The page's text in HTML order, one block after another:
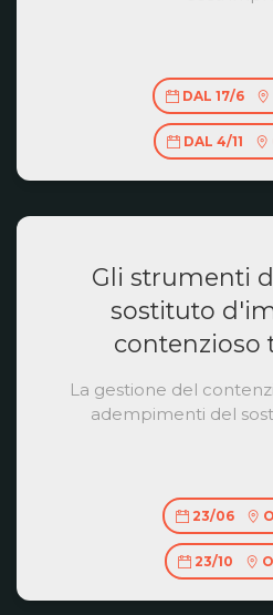
DAL 17/6
DAL 4/11
Gli strumenti
sostituto
contenzioso
La gestione del
adempimenti del
23/06
23/10